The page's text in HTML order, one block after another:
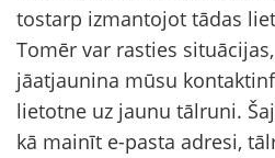
tostarp izmantojot tādas
Tomēr var rasties
jāatjaunina mūsu
lietotne uz jaunu tālruni.
kā mainīt e-pasta adresi,